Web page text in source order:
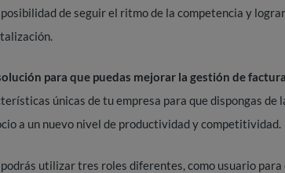
posibilidad de seguir el ritmo de la competencia y
para que puedas mejorar la gestión de
únicas de tu empresa para que dispongas de
a un nuevo nivel de productividad y competitividad.
podrás utilizar tres roles diferentes, como usuario